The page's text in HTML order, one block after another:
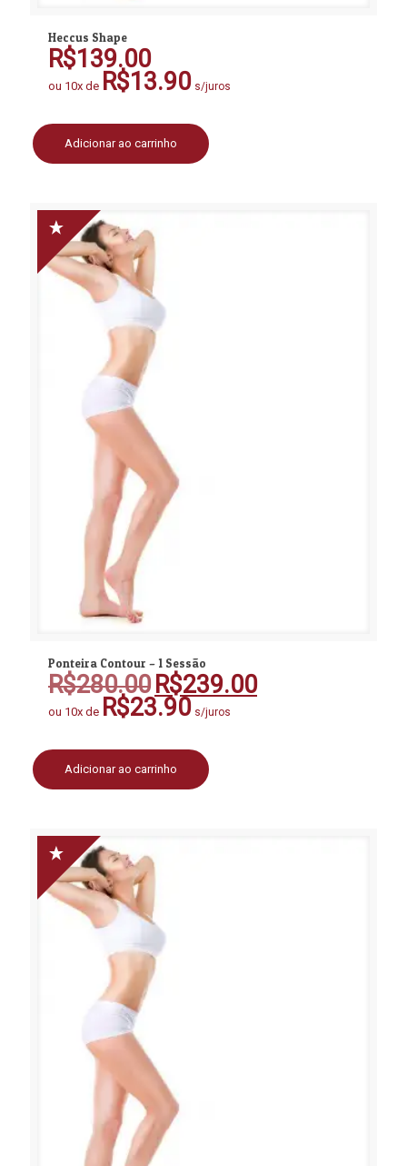
Heccus Shape
R$139.00
ou 10x de R$13.90 s/juros
Adicionar ao carrinho
Ponteira Contour – 1 Sessão
R$280.00 O
preço
original
R$280.00.
R$239.00O
preço
ou 10x de R$23.90 s/juros
Adicionar ao carrinho